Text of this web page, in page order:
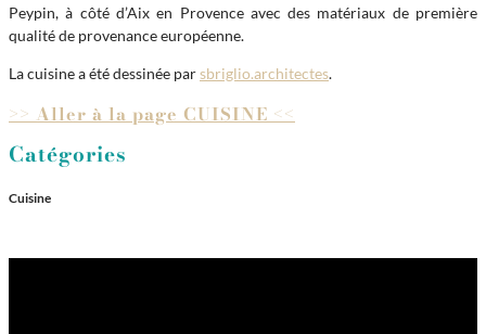
Peypin, à côté d’Aix en Provence avec des matériaux de première
qualité de provenance européenne.
La cuisine a été dessinée parsbriglio.architectes.
>> Aller à la page CUISINE <<
Catégories
Cuisine